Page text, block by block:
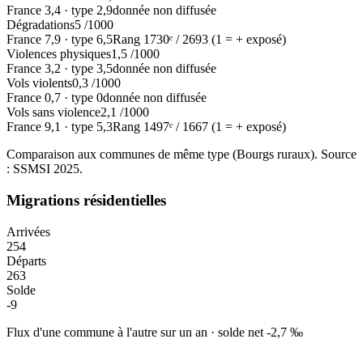
France 3,4 · type 2,9donnée non diffusée
Dégradations5 /1000
France 7,9 · type 6,5Rang 1730ᵉ /2693 (1 = + exposé)
Violences physiques1,5 /1000
France 3,2 · type 3,5donnée non diffusée
Vols violents0,3 /1000
France 0,7 · type 0donnée non diffusée
Vols sans violence2,1 /1000
France 9,1 · type 5,3Rang 1497ᵉ / 1667 (1 = + exposé)
Comparaison aux communes de même type (Bourgs ruraux). Source
: SSMSI 2025.
Migrations résidentielles
Arrivées
254
Départs
263
Solde
-9
Flux d'une commune à l'autre sur un an · solde net -2,7 ‰